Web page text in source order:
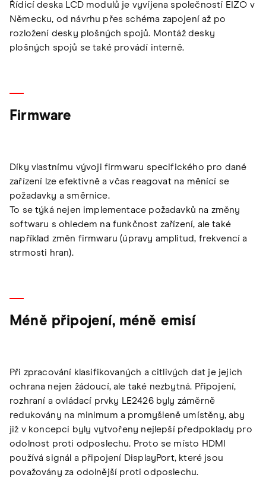
Řídicí deska LCD modulů je vyvíjena společností EIZO v
Německu, od návrhu přes schéma zapojení až po
rozložení desky plošných spojů. Montáž desky
plošných spojů se také provádí interně.
Firmware
Díky vlastnímu vývoji firmwaru specifického pro dané
zařízení lze efektivně a včas reagovat na měnící se
požadavky a směrnice.
To se týká nejen implementace požadavků na změny
softwaru s ohledem na funkčnost zařízení, ale také
například změn firmwaru (úpravy amplitud, frekvencí a
strmosti hran).
Méně připojení, méně emisí
Při zpracování klasifikovaných a citlivých dat je jejich
ochrana nejen žádoucí, ale také nezbytná. Připojení,
rozhraní a ovládací prvky LE2426 byly záměrně
redukovány na minimum a promyšleně umístěny, aby
již v koncepci byly vytvořeny nejlepší předpoklady pro
odolnost proti odposlechu. Proto se místo HDMI
používá signál a připojení DisplayPort, které jsou
považovány za odolnější proti odposlechu.